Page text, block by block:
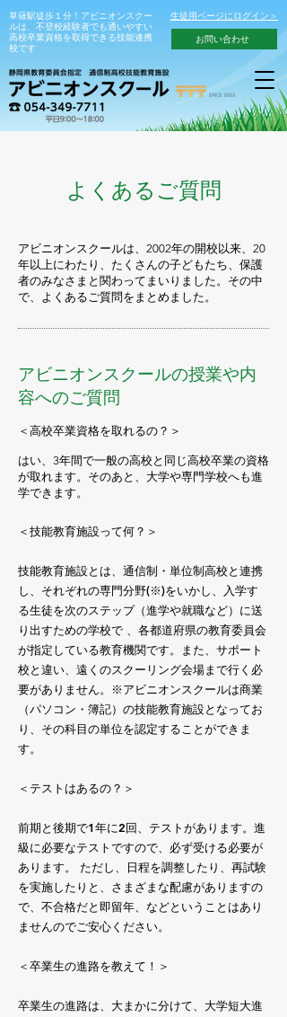
草薙駅徒歩１分！アビニオンスクー
ルは、不登校経験者でも通いやすい
高校卒業資格を取得できる技能連携
校です
生徒用ページにログイン＞
お問い合わせ
よくあるご質問
アビニオンスクールは、2002年の開校以来、20
年以上にわたり、たくさんの子どもたち、保護
者のみなさまと関わってまいりました。その中
で、よくあるご質問をまとめました。
アビニオンスクールの授業や内
容へのご質問
＜高校卒業資格を取れるの？＞
はい、3年間で一般の高校と同じ高校卒業の資格
が取れます。そのあと、大学や専門学校へも進
学できます。
＜技能教育施設って何？＞
技能教育施設とは、通信制・単位制高校と連携
し、それぞれの専門分野(※)をいかし、入学す
る生徒を次のステップ（進学や就職など）に送
り出すための学校で 、各都道府県の教育委員会
が指定している教育機関です。また、サポート
校と違い、遠くのスクーリング会場まで行く必
要がありません。※アビニオンスクールは商業
（パソコン・簿記）の技能教育施設となってお
り、その科目の単位を認定することができま
す。
＜テストはあるの？＞
前期と後期で1年に2回、テストがあります。進
級に必要なテストですので、必ず受ける必要が
あります。 ただし、日程を調整したり、再試験
を実施したりと、さまざまな配慮がありますの
で、不合格だと即留年、などということはあり
ませんのでご安心ください。
＜卒業生の進路を教えて！＞
卒業生の進路は、大まかに分けて、大学短大進